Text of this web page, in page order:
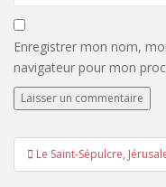
Enregistrer mon nom,
navigateur pour mon
Navigation
de
Le Saint-Sépulcre,